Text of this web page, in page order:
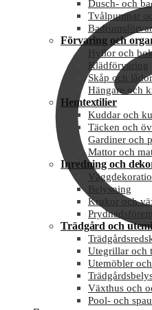
Dusch- och
Tvålpumpar
Förvaring och
Hyllor och
Klädförvaring
Skåp och lådor
Hängare och
Hemtextilier
Kuddar och
Täcken och
Gardiner och
Mattor och
Inredning och
Belysning
Krukor och
Trädgård och
Utegrillar och
Utemöbler
Växthus och
Pool- och